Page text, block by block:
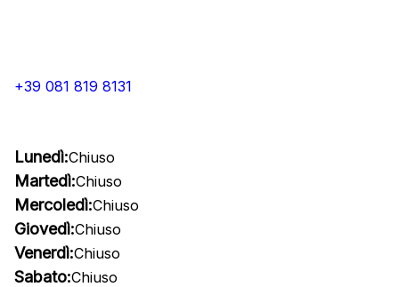
+39 081 819 8131
Lunedì:Chiuso
Martedì:Chiuso
Mercoledì:Chiuso
Giovedì:Chiuso
Venerdì:Chiuso
Sabato:Chiuso